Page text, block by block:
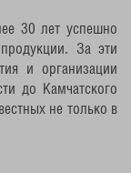
30 лет успешно
За эти
и организации
до Камчатского
не только в